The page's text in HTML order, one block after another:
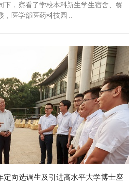
下，察看了学校本科新生学生宿舍、餐
医学部医药科技园...
定向选调生及引进高水平大学博士座